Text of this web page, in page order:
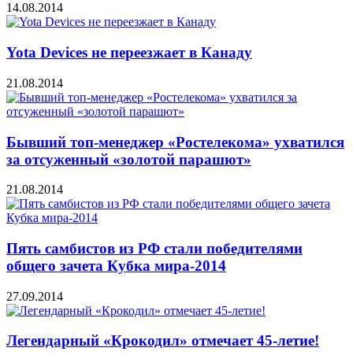
14.08.2014
Yota Devices не переезжает в Канаду
21.08.2014
Бывший топ-менеджер «Ростелекома» ухватился
за отсуженный «золотой парашют»
21.08.2014
Пять самбистов из РФ стали победителями
общего зачета Кубка мира-2014
27.09.2014
Легендарный «Крокодил» отмечает 45-летие!